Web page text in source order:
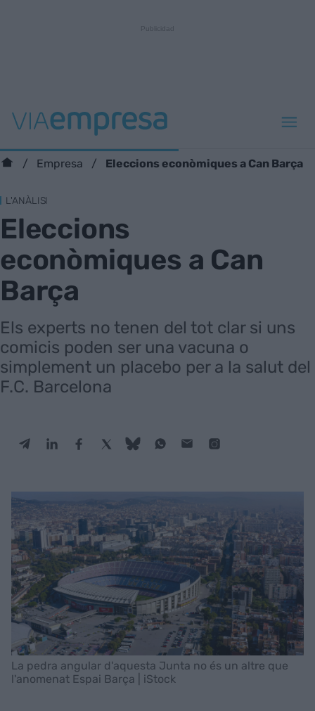
Empresa Eleccions econòmiques a Can Barça
L'ANÀLISI
Eleccions
econòmiques a Can
Barça
Els experts no tenen del tot clar si uns
comicis poden ser una vacuna o
simplement un placebo per a la salut del
F.C. Barcelona
La pedra angular d'aquesta Junta no és un altre que
l'anomenat Espai Barça | iStock